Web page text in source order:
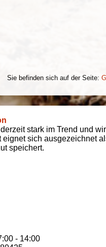
Sie befinden sich auf der Seite:
stark im Trend und
sich ausgezeichnet
speichert.
- 14:00